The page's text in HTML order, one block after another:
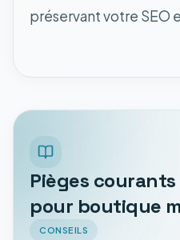
préservant votre SEO
Pièges courants
pour boutique
CONSEILS